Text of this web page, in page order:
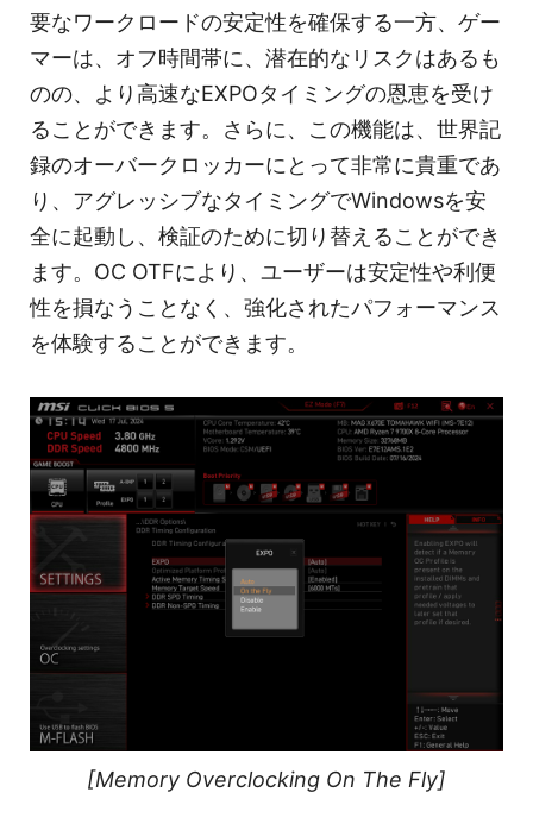
要なワークロードの安定性を確保する一方、ゲー
マーは、オフ時間帯に、潜在的なリスクはあるも
のの、より高速なEXPOタイミングの恩恵を受け
ることができます。さらに、この機能は、世界記
録のオーバークロッカーにとって非常に貴重であ
り、アグレッシブなタイミングでWindowsを安
全に起動し、検証のために切り替えることができ
ます。OC OTFにより、ユーザーは安定性や利便
性を損なうことなく、強化されたパフォーマンス
を体験することができます。
[Memory Overclocking On The Fly]